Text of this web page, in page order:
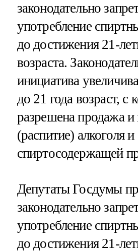
законодательно
употребление
до достижения 21-
возраста.
инициатива
до 21 года возраст, с
разрешена продажа и
(распитие) алкоголя и
спиртосодержащей
Депутаты Госдумы
законодательно
употребление
до достижения 21-